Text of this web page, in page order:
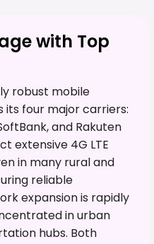
with Top
robust mobile
four major carriers:
and Rakuten
extensive 4G LTE
in many rural and
reliable
expansion is rapidly
in urban
hubs. Both